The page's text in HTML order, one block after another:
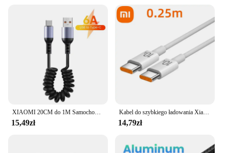
15,49zł
Kabel do szybkiego ładowania Xiaomi 120W 10A typu C do szybkiego ładowania typu C do iPhone'a 15 Pro Max Przewód do szybkiego transferu danych
14,79zł